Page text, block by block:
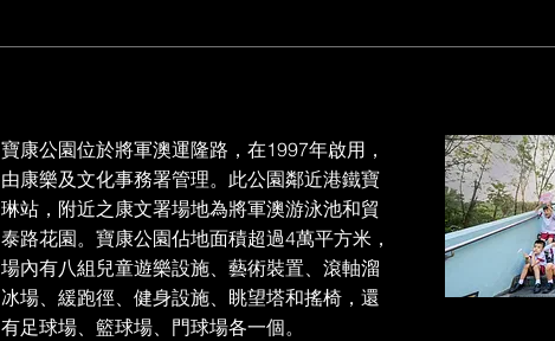
寶康公園位於將軍澳運隆路，在1997年啟用，
由康樂及文化事務署管理。此公園鄰近港鐵寶
琳站，附近之康文署場地為將軍澳游泳池和貿
泰路花園。寶康公園佔地面積超過4萬平方米，
場內有八組兒童遊樂設施、藝術裝置、滾軸溜
冰場、緩跑徑、健身設施、眺望塔和搖椅，還
有足球場、籃球場、門球場各一個。